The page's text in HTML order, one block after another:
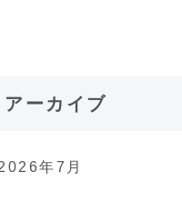
アーカイブ
年7月